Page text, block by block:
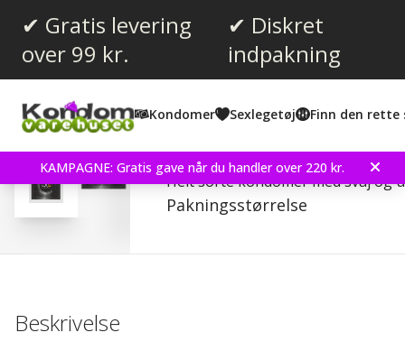
✔ Gratis levering
over 99 kr.
✔ Diskret
indpakning
Kondomer Sexlegetøj Finn den rette
KAMPAGNE: Gratis gave når du handler over 220 kr.
Anmeldelser (6)
EXS Black Latex -
Helt sorte kondomer med svaj og
Pakningsstørrelse
Beskrivelse